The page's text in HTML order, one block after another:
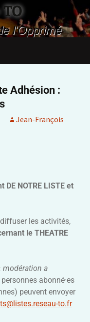
l'Opprimé
Adhésion :
Jean-François
DE NOTRE LISTE et
les activités,
le THEATRE
modération a
abonné·es
peuvent envoyer
to.fr